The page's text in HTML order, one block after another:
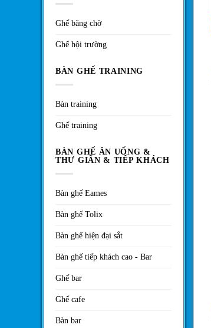
Ghế băng chờ
Ghế hội trường
BÀN GHẾ TRAINING
Bàn training
Ghế training
BÀN GHẾ ĂN UỐNG &
THƯ GIÃN & TIẾP KHÁCH
Bàn ghế Eames
Bàn ghế Tolix
Bàn ghế hiện đại sắt
Bàn ghế tiếp khách cao - Bar
Ghế bar
Ghế cafe
Bàn bar